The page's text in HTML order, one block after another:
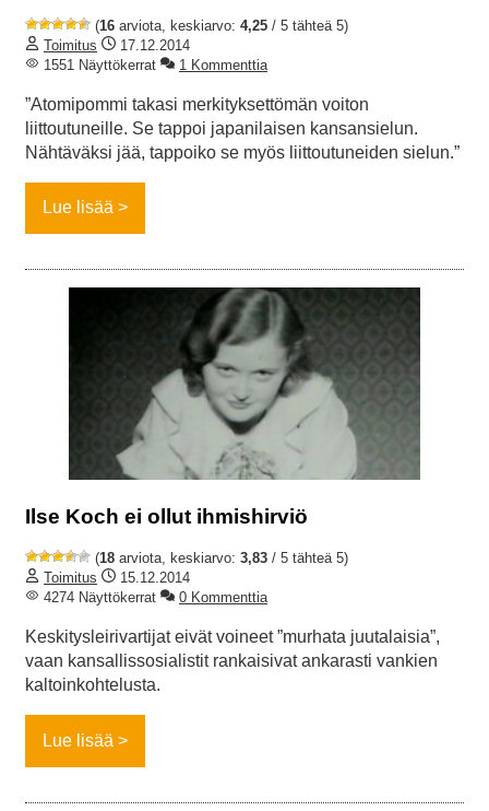
(16 arviota, keskiarvo: 4,25 / 5 tähteä 5)
Toimitus
17.12.2014
1551 Näyttökerrat
1 Kommenttia
”Atomipommi takasi merkityksettömän voiton
liittoutuneille. Se tappoi japanilaisen kansansielun.
Nähtäväksi jää, tappoiko se myös liittoutuneiden sielun.”
Lue lisää
Ilse Koch ei ollut ihmishirviö
(18 arviota, keskiarvo: 3,83 / 5 tähteä 5)
Toimitus
15.12.2014
4274 Näyttökerrat
0 Kommenttia
Keskitysleirivartijat eivät voineet ”murhata juutalaisia”,
vaan kansallissosialistit rankaisivat ankarasti vankien
kaltoinkohtelusta.
Lue lisää